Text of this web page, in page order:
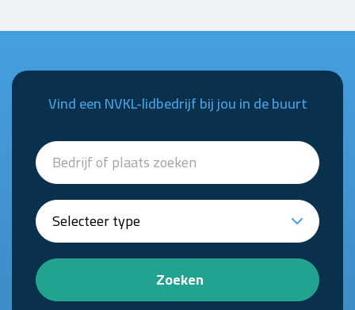
Vind een NVKL-lidbedrijf bij jou in de buurt
Zoeken